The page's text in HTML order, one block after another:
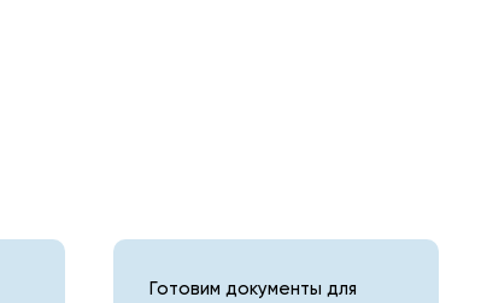
Готовим документы для